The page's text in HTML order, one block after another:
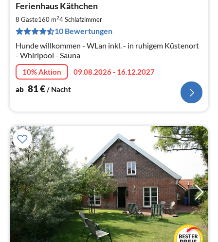
Ferienhaus Käthchen
8 Gäste160 m24Schlafzimmer
10 Bewertungen
Hunde willkommen - WLan inkl. - in ruhigem Küstenort
- Whirlpool - Sauna
10% Aktion
09.08.2026 - 16.12.2027
ab 81€/ Nacht